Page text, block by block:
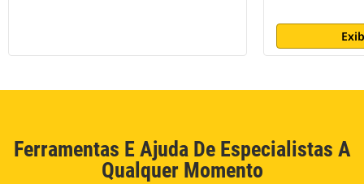
Ferramentas E Ajuda De Especialistas A
Qualquer Momento